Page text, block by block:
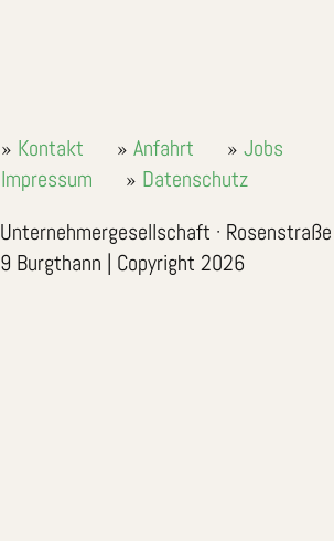
Kontakt Anfahrt
Jobs
Impressum
Datenschutz
Unternehmergesellschaft · Rosenstraße
Burgthann | Copyright 2026